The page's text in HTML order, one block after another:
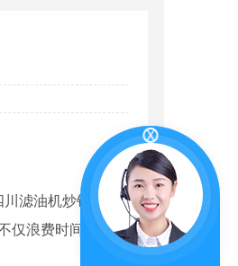
滤油机炒锅。
仅浪费时间和资